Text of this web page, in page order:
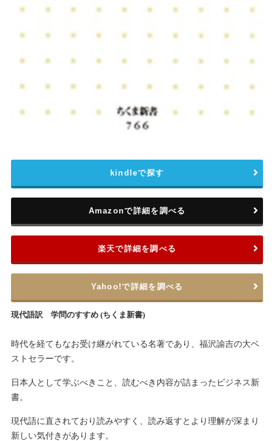
現代語訳 学問のすすめ (ちくま新書)
kindleで探す
Amazonで詳細を調べる
楽天で詳細を調べる
Yahoo!で詳細を調べる
時代を経てもなお受け継がれている名著であり、福沢諭吉の大ベ
ストセラーです。
日本人として学ぶべきこと、読むべき内容が詰まったビジネス新
書。
現代語に直されており読みやすく、読み返すとより理解が深まり
新しい気付きがあります。